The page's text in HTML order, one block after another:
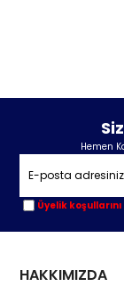
Hemen
Üyelik koşullarını
HAKKIMIZDA